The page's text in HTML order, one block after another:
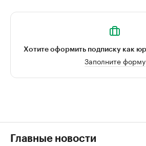
Хотите оформить подписку как
Заполните форму
Главные новости